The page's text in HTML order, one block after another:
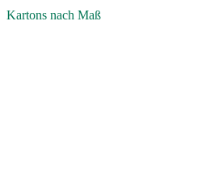
Kartons nach Maß